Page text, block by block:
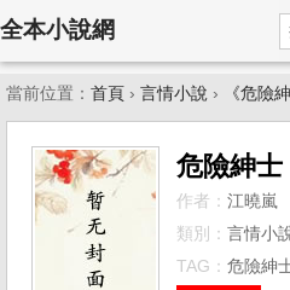
全本小說網
當前位置： 首頁 › 言情小說 › 《危險
危險紳士
作者： 江曉嵐
類別： 言情小
TAG： 危險紳